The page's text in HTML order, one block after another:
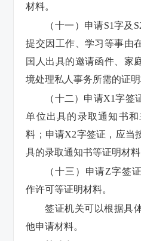
材料。
（十一）申请S1字及
提交因工作、学习等事由
国人出具的邀请函件、家
境处理私人事务所需的证明
（十二）申请X1字签
单位出具的录取通知书
料；申请X2字签证，应当
具的录取通知书等证明材料
（十三）申请Z字签
作许可等证明材料。
签证机关可以根据具
他申请材料。